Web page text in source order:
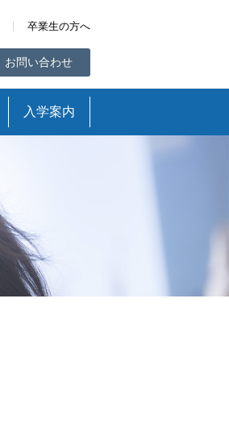
卒業生の方へ
お問い合わせ
入学案内